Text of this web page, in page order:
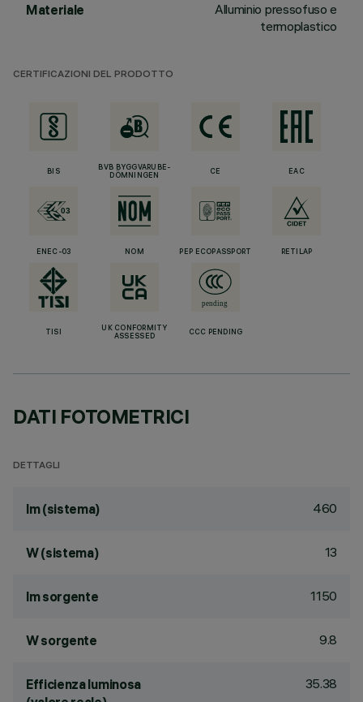
Materiale
Alluminio pressofuso e
termoplastico
CERTIFICAZIONI DEL PRODOTTO
BIS
BVB BYGGVARUBE-
DÖMNINGEN
CE EAC
ENEC-03 NOM PEP ECOPASSPORT RETILAP
TISI
UK CONFORMITY
ASSESSED
CCC PENDING
DATI FOTOMETRICI
DETTAGLI
lm (sistema) 460
W (sistema) 13
lm sorgente 1150
W sorgente 9.8
Efficienza luminosa
35.38